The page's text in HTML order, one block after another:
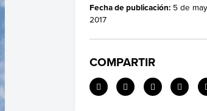
11. La poética o teoría literaria
Fecha de publicación: 5 de
2017
COMPARTIR